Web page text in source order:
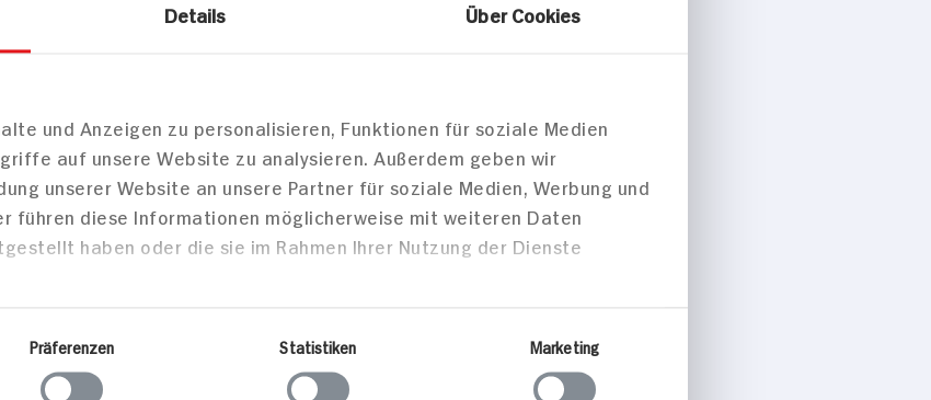
Details Über Cookies
und Anzeigen zu personalisieren, Funktionen für soziale Medien
auf unsere Website zu analysieren. Außerdem geben wir
unserer Website an unsere Partner für soziale Medien, Werbung und
führen diese Informationen möglicherweise mit weiteren Daten
haben oder die sie im Rahmen Ihrer Nutzung der Dienste
Präferenzen Statistiken Marketing
of Tea Darjeeling Summer Gold
Markt finden
Bitte wählen Sie einen Markt aus,